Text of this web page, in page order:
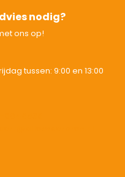
nodig?
ons op!
tussen: 9:00 en 13:00